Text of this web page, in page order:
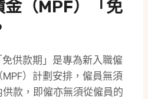
金（MPF）「免
供款期」是專為新入職僱
）計劃安排，僱員無須
款，即僱亦無須從僱員的